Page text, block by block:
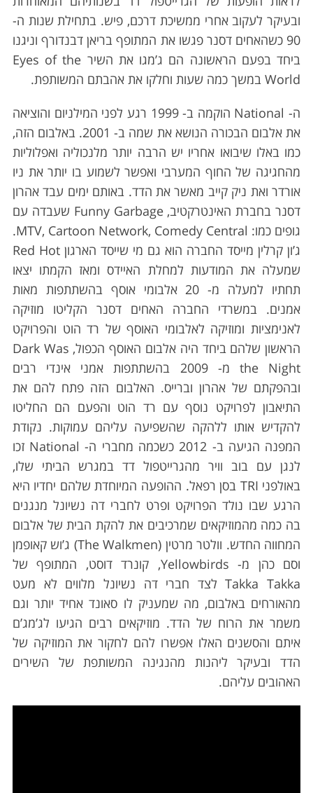
ובעיקר לעקוב אחרי ממשיכת דרכם, פיש. בתחילת שנות ה-
90 כשהאחים דסנר פגשו את המתופף בריאן דבנדורף וניגנו
ביחד בפעם הראשונה הם ג’מגו את השיר Eyes of the
World במשך כמה שעות וחלקו את אהבתם המשותפת.
ה- National הוקמה ב- 1999 רגע לפני המילניום והוציאה
את אלבום הבכורה הנושא את שמה ב- 2001. באלבום הזה,
כמו באלו שיבואו אחריו יש הרבה יותר מלנכוליה ואפלוליות
מהחגיגה של החוף המערבי ואפשר לשמוע בו יותר את ניו
אורדר ואת ניק קייב מאשר את הדד. באותם ימים עבד אהרון
דסנר בחברת האינטרקטיב, Funny Garbage שעבדה עם
גופים כמו: MTV, Cartoon Network, Comedy Central.
ג’ון קרלין מייסד החברה הוא גם מי שייסד הארגון Red Hot
שמעלה את המודעות למחלת האיידס ומאז הקמתו יצאו
תחתיו למעלה מ- 20 אלבומי אוסף בהשתתפות מאות
אמנים. במשרדי החברה האחים דסנר הקליטו מוזיקה
לאנימציות ומוזיקה לאלבומי האוסף של רד הוט והפרויקט
הראשון שלהם ביחד היה אלבום האוסף הכפול, Dark Was
the Night מ- 2009 בהשתתפות אמני אינדי רבים
ובהפקתם של אהרון וברייס. האלבום הזה פתח להם את
התיאבון לפרויקט נוסף עם רד הוט והפעם הם החליטו
להקדיש אותו ללהקה שהשפיעה עליהם עמוקות. נקודת
המפנה הגיעה ב- 2012 כשכמה מחברי ה- National זכו
לנגן עם בוב וויר מהגרייטפול דד במגרש הביתי שלו,
באולפני TRI בסן רפאל. ההופעה המיוחדת שלהם יחדיו היא
הרגע שבו נולד הפרויקט ופרט לחברי דה נשיונל מנגנים
בה כמה מהמוזיקאים שמרכיבים את להקת הבית של אלבום
המחווה החדש. וולטר מרטין (The Walkmen) ג’וש קאופמן
וסם כהן מ- Yellowbirds, קונרד דוסט, המתופף של
Takka Takka לצד חברי דה נשיונל מלווים לא מעט
מהאורחים באלבום, מה שמעניק לו סאונד אחיד יותר וגם
משמר את הרוח של הדד. מוזיקאים רבים הגיעו לג’מג’ם
איתם והסשנים האלו אפשרו להם לחקור את המוזיקה של
הדד ובעיקר ליהנות מהנגינה המשותפת של השירים
האהובים עליהם.